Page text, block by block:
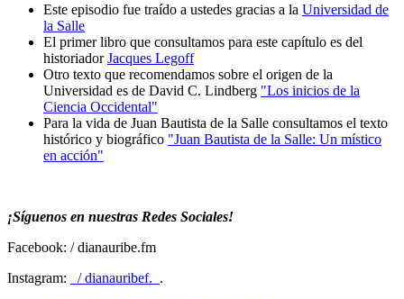
Este episodio fue traído a ustedes gracias a la Universidad de
la Salle
El primer libro que consultamos para este capítulo es del
historiadorJacques Legoff
Otro texto que recomendamos sobre el origen de la
Universidad es de David C. Lindberg "Los inicios de la
Ciencia Occidental"
Para la vida de Juan Bautista de la Salle consultamos el texto
histórico y biográfico "Juan Bautista de la Salle: Un místico
en acción"
¡Síguenos en nuestras Redes Sociales!
Facebook: / dianauribe.fm
Instagram:
/ dianauribef. .